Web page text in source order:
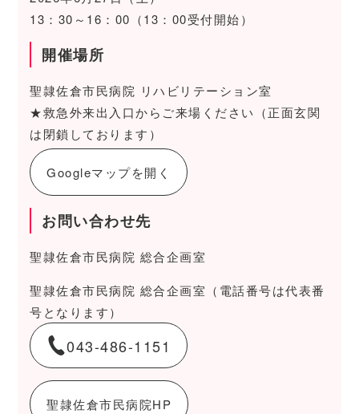
13：30～16：00（13：00受付開始）
開催場所
聖隷佐倉市民病院 リハビリテーション室
★救急外来出入口からご来場ください（正面玄関
は閉鎖しております）
Googleマップを開く
お問い合わせ先
聖隷佐倉市民病院 総合企画室
聖隷佐倉市民病院 総合企画室（電話番号は代表番
号となります）
043-486-1151
聖隷佐倉市民病院HP